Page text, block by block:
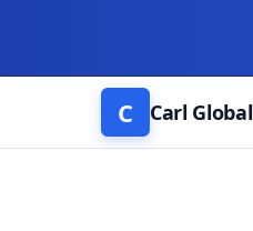
C Carl Global